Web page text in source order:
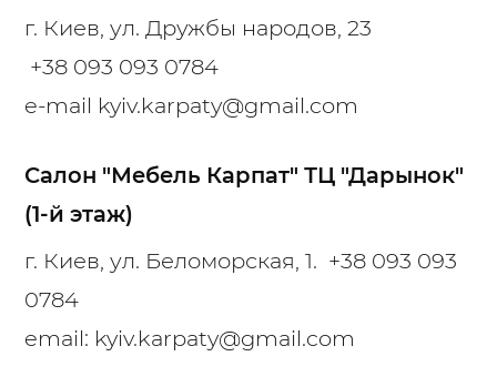
г. Киев, ул. Дружбы народов, 23
+38 093 093 0784
e-mail kyiv.karpaty@gmail.com
Салон "Мебель Карпат" ТЦ "Дарынок"
(1-й этаж)
г. Киев, ул. Беломорская, 1. +38 093 093
0784
email: kyiv.karpaty@gmail.com